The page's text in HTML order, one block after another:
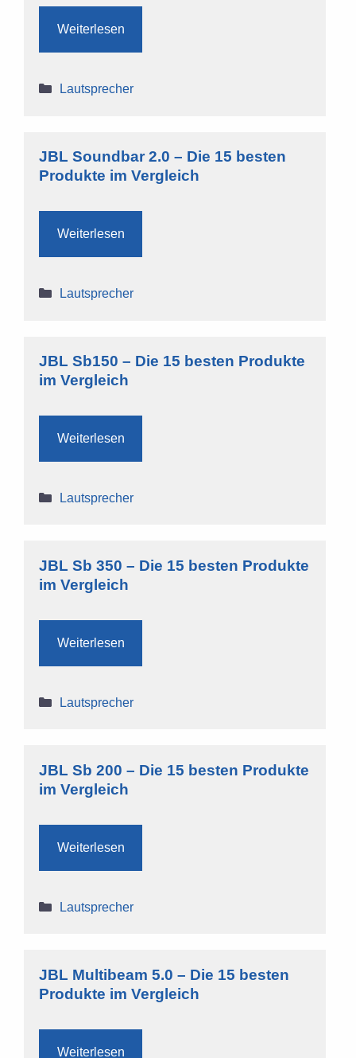
Weiterlesen
Kategorien
Lautsprecher
JBL Soundbar 2.0 – Die 15 besten
Produkte im Vergleich
Weiterlesen
Kategorien
Lautsprecher
JBL Sb150 – Die 15 besten Produkte
im Vergleich
Weiterlesen
Kategorien
Lautsprecher
JBL Sb 350 – Die 15 besten Produkte
im Vergleich
Weiterlesen
Kategorien
Lautsprecher
JBL Sb 200 – Die 15 besten Produkte
im Vergleich
Weiterlesen
Kategorien
Lautsprecher
JBL Multibeam 5.0 – Die 15 besten
Produkte im Vergleich
Weiterlesen